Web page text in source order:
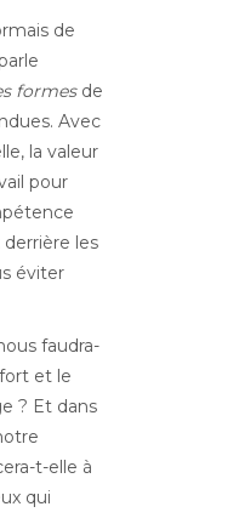
de
formesde
Avec
la valeur
pour
les
éviter
faudra-
et le
? Et dans
t-elle à
qui